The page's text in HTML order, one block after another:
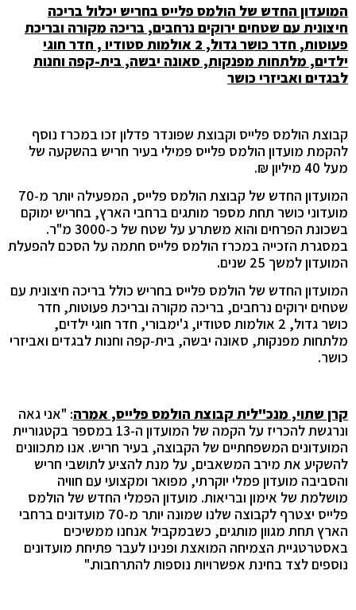
המועדון החדש של הולמס פלייס בחריש יכלול בריכה
חיצונית עם שטחים ירוקים נרחבים, בריכה מקורה ובריכת
פעוטות, חדר כושר גדול, 2 אולמות סטודיו , חדר חוגי
ילדים, מלתחות מפנקות, סאונה יבשה, בית-קפה וחנות
לבגדים ואביזרי כושר
קבוצת הולמס פלייס וקבוצת שפונדר פדלון זכו במכרז נוסף
להקמת מועדון הולמס פלייס פמילי בעיר חריש בהשקעה של
מעל 40 מיליון ₪.
המועדון החדש של קבוצת הולמס פלייס, המפעילה יותר מ-70
מועדוני כושר תחת מספר מותגים ברחבי הארץ, בחריש ימוקם
בשכונת הפרחים והוא משתרע על שטח של כ-3000 מ"ר.
במסגרת הזכייה במכרז הולמס פלייס חתמה על הסכם להפעלת
המועדון למשך 25 שנים.
המועדון החדש של הולמס פלייס בחריש כולל בריכה חיצונית עם
שטחים ירוקים נרחבים, בריכה מקורה ובריכת פעוטות, חדר
כושר גדול, 2 אולמות סטודיו, ג'ימבורי, חדר חוגי ילדים,
מלתחות מפנקות, סאונה יבשה, בית-קפה וחנות לבגדים ואביזרי
כושר.
קרן שתוי, מנכ"לית קבוצת הולמס פלייס, אמרה: "אני גאה
ונרגשת להכריז על הקמה של המועדון ה-13 במספר בקטגוריית
המועדונים המשפחתיים של הקבוצה, בעיר חריש. אנו מתכוונים
להשקיע את מירב המשאבים, על מנת להציע לתושבי חריש
והסביבה מועדון פמלי יוקרתי, מפואר ומקצועי עם חוויה
מושלמת של אימון ובריאות. מועדון הפמלי החדש של הולמס
פלייס יצטרף לקבוצה שלנו שמונה יותר מ-70 מועדונים ברחבי
הארץ תחת מגוון מותגים, כשבמקביל אנחנו ממשיכים
באסטרטגיית הצמיחה המואצת ופנינו לעבר פתיחת מועדונים
נוספים לצד בחינת אפשרויות נוספות להתרחבות."